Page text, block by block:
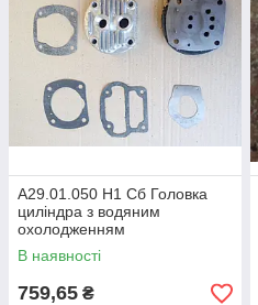
А29.01.050 Н1 Сб Головка
циліндра з водяним
охолодженням
В наявності
759,65 ₴